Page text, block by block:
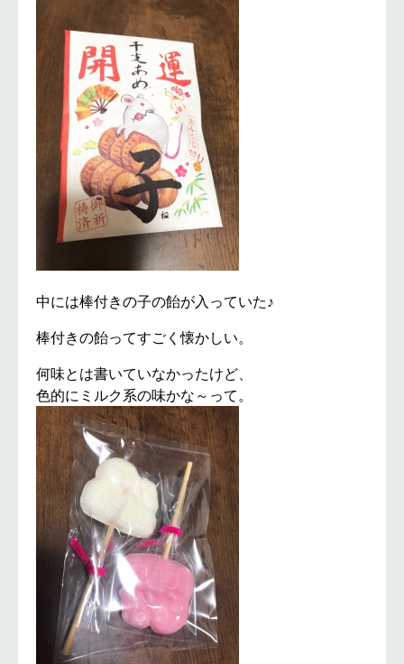
中には棒付きの子の飴が入っていた♪
棒付きの飴ってすごく懐かしい。
何味とは書いていなかったけど、
色的にミルク系の味かな～って。